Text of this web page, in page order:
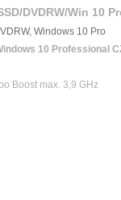
DVDRW/Win 10
Windows 10 Pro
10 Professional
Boost max. 3,9 GHz